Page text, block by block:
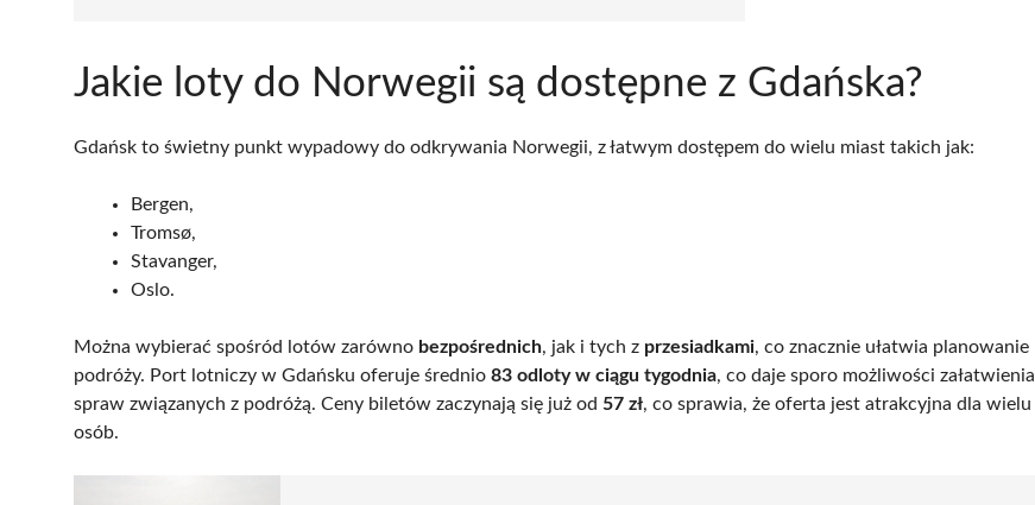
Jakie loty do Norwegii są dostępne z Gdańska?
Gdańsk to świetny punkt wypadowy do odkrywania Norwegii, z łatwym dostępem do wielu miast takich jak:
Bergen,
Tromsø,
Stavanger,
Oslo.
Można wybierać spośród lotów zarówno bezpośrednich, jak i tych z przesiadkami, co znacznie ułatwia planowanie
podróży. Port lotniczy w Gdańsku oferuje średnio 83 odloty w ciągu tygodnia, co daje sporo możliwości załatwienia
spraw związanych z podróżą. Ceny biletów zaczynają się już od 57 zł, co sprawia, że oferta jest atrakcyjna dla wielu
osób.